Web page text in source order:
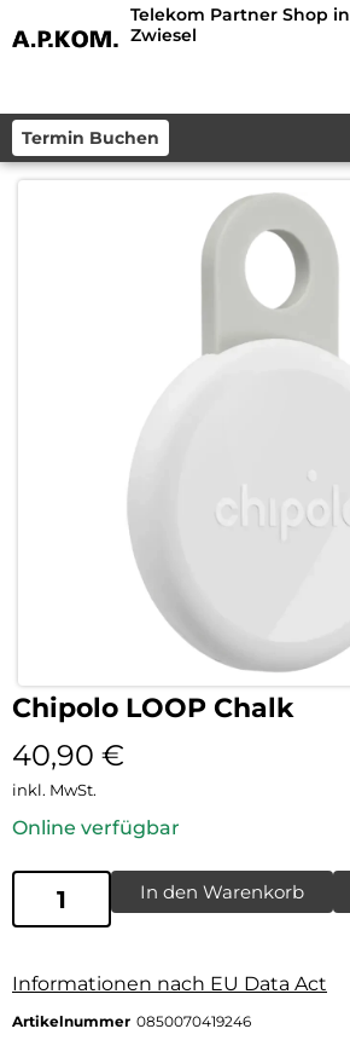
Telekom Partner Shop in
Zwiesel
Termin Buchen
Chipolo LOOP Chalk
40,90 €
inkl. MwSt.
Online verfügbar
In den Warenkorb
Informationen nach EU Data Act
Artikelnummer 0850070419246